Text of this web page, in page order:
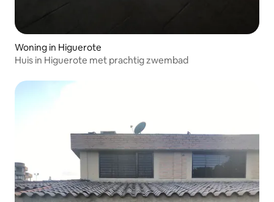
Woning in Higuerote
Huis in Higuerote met prachtig zwembad